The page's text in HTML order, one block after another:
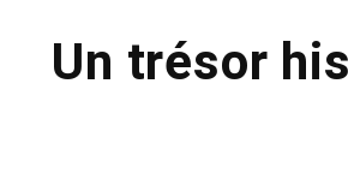
Un trésor